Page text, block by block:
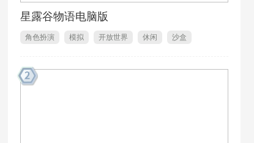
星露谷物语电脑版
角色扮演 模拟 开放世界 休闲
沙盒